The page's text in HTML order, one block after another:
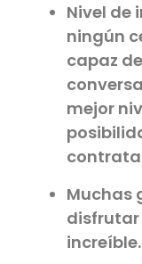
Nivel de
ningún
capaz
mejor
Muchas
disfrutar
increíble.